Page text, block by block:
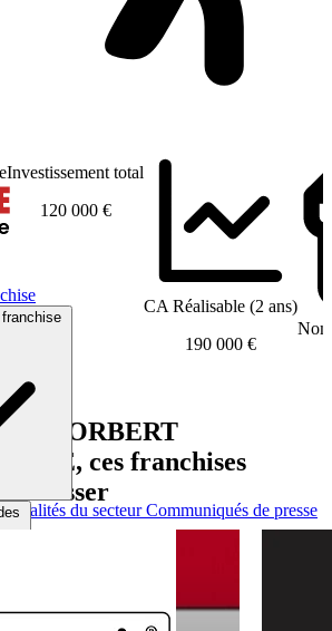
du secteur Communiqués de presse
Investissement total
120 000 €
CA Réalisable (2 ans)
190 000 €
– NORBERT
ces franchises